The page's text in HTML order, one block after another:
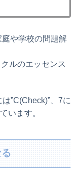
や学校の問題解
ルのエッセンス
”C(Check)”、7に
います。